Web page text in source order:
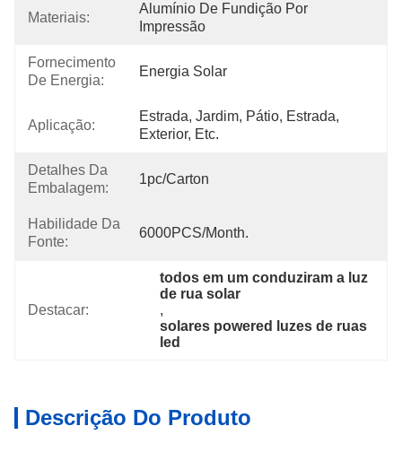
Materiais:
Alumínio De Fundição Por
Impressão
Fornecimento
De Energia:
Energia Solar
Aplicação:
Estrada, Jardim, Pátio, Estrada,
Exterior, Etc.
Detalhes Da
Embalagem:
1pc/carton
Habilidade Da
Fonte:
6000PCS/Month.
Destacar:
todos em um conduziram a luz
de rua solar
,
solares powered luzes de ruas
led
Descrição Do Produto